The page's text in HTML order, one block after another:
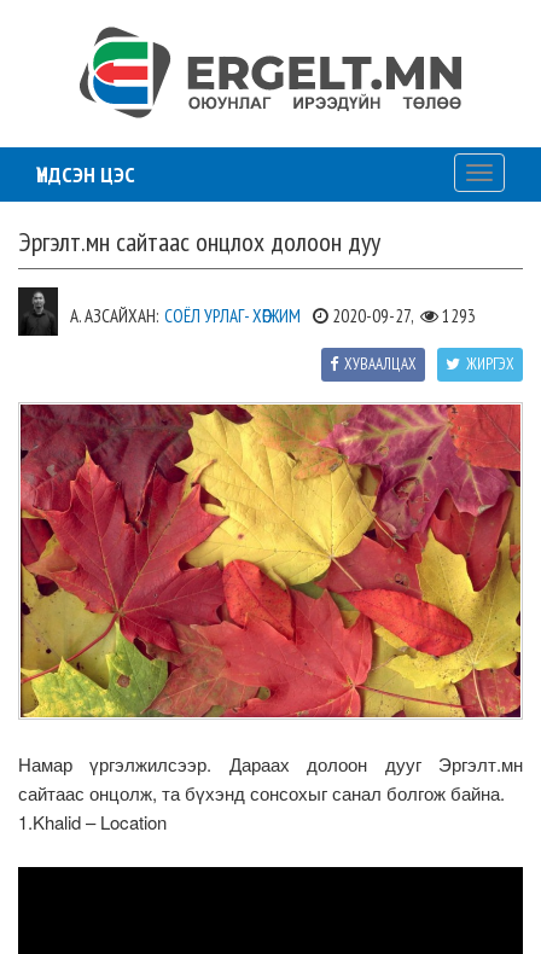
ҮНДСЭН ЦЭС
Toggle
Эргэлт.мн сайтаас онцлох долоон дуу
А. АЗСАЙХАН: СОЁЛ УРЛАГ- ХӨГЖИМ 2020-09-27, 1293
ЖИРГЭХ
ХУВААЛЦАХ
Намар үргэлжилсээр. Дараах долоон дууг Эргэлт.мн
сайтаас онцолж, та бүхэнд сонсохыг санал болгож байна.
1.Khalid – Location